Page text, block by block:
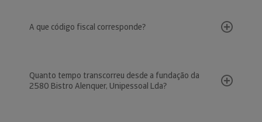
A que código fiscal corresponde?
Quanto tempo transcorreu desde a fundação da
2580 Bistro Alenquer, Unipessoal Lda?